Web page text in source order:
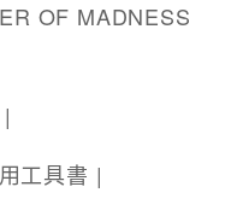
OF MADNESS
工具書 |